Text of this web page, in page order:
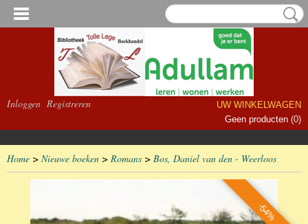
Inloggen Registreren
UW WINKELWAGEN
Geen producten (0)
Home > Nieuwe boeken > Romans > Bos, Daniel van den - Weerloos
-54%